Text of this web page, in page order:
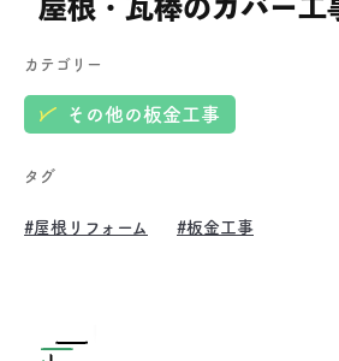
屋根・瓦棒のカバー工
カテゴリー
その他の板金工事
タグ
#屋根リフォーム #板金工事